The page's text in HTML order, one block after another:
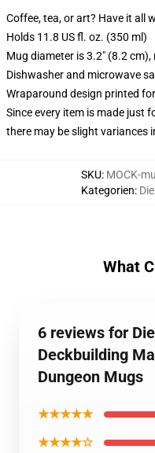
Coffee, tea, or art? Have it all
Holds 11.8 US fl. oz. (350 ml)
Mug diameter is 3.2" (8.2
Dishwasher and microwave
Wraparound design printed
Since every item is made just
there may be slight variances
SKU: MOCK-
Kategorien:
What
6 reviews for
Deckbuilding
Dungeon Mugs
★★★★★
★★★★☆